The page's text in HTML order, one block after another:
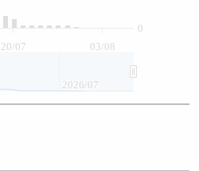
20/07 03/08
0
2026/07